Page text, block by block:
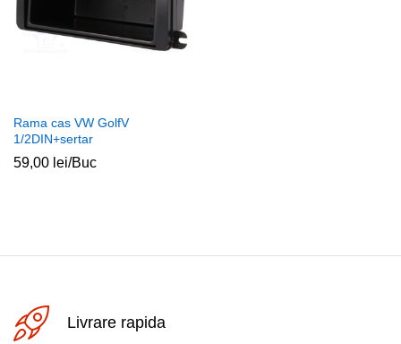
Rama cas VW GolfV
1/2DIN+sertar
59,00 lei/Buc
Livrare rapida